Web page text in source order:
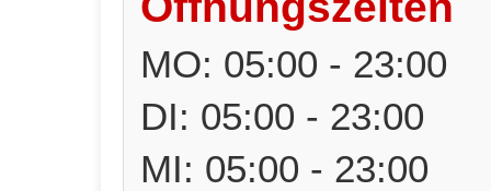
MO: 05:00 - 23:00
DI: 05:00 - 23:00
MI: 05:00 - 23:00